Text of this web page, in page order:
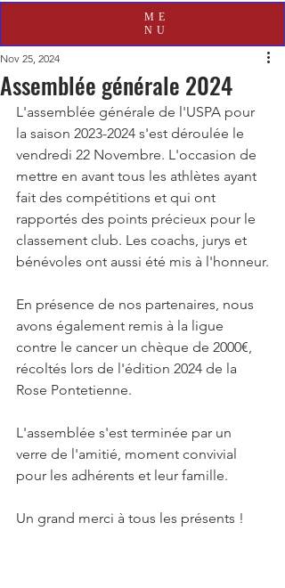
ME
NU
Assemblée générale 2024
Nov 25, 2024
L'assemblée générale de l'USPA pour
la saison 2023-2024 s'est déroulée le
vendredi 22 Novembre. L'occasion de
mettre en avant tous les athlètes ayant
fait des compétitions et qui ont
rapportés des points précieux pour le
classement club. Les coachs, jurys et
bénévoles ont aussi été mis à l'honneur.
En présence de nos partenaires, nous
avons également remis à la ligue
contre le cancer un chèque de 2000€,
récoltés lors de l'édition 2024 de la
Rose Pontetienne.
L'assemblée s'est terminée par un
verre de l'amitié, moment convivial
pour les adhérents et leur famille.
Un grand merci à tous les présents !